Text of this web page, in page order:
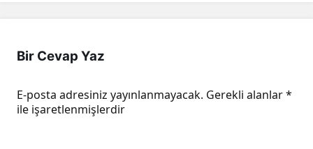
Bir Cevap Yaz
E-posta adresiniz yayınlanmayacak. Gerekli alanlar*
ile işaretlenmişlerdir